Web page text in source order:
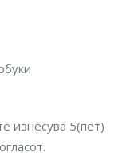
изнесува 5(пет)